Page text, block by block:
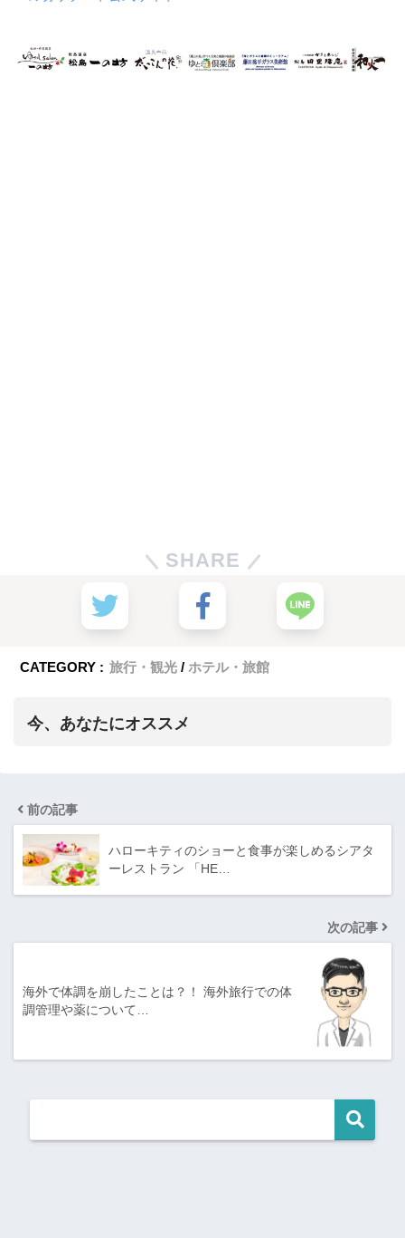
SHARE
CATEGORY : 旅行・観光 ホテル・旅館
今、あなたにオススメ
前の記事
ハローキティのショーと食事が楽しめるシアタ
ーレストラン 「HE…
次の記事
海外で体調を崩したことは？！ 海外旅行での体
調管理や薬について…